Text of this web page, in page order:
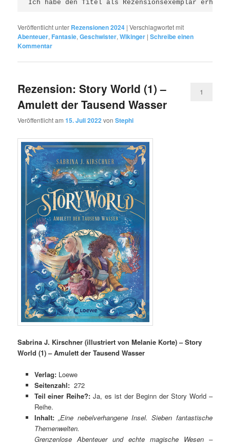
Ich habe den Titel als Rezensionsexemplar
Veröffentlicht unter Rezensionen 2024 |Verschlagwortet mit
Abenteuer, Fantasie,Geschwister,Wikinger |Schreibe einen
Kommentar
Rezension: Story World (1) –
Amulett der Tausend Wasser
Veröffentlicht am15. Juli 2022vonStephi
1
Sabrina J. Kirschner (illustriert von Melanie Korte) – Story
World (1) – Amulett der Tausend Wasser
Verlag: Loewe
Seitenzahl:272
Teil einer Reihe?: Ja, es ist der Beginn der Story World –
Reihe.
Inhalt:„Eine nebelverhangene Insel. Sieben fantastische
Themenwelten.
Grenzenlose Abenteuer und echte magische Wesen –